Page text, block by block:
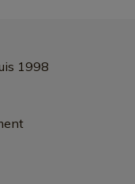
1998